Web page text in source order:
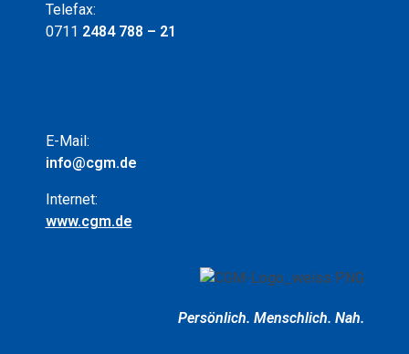
Telefax:
0711 2484 788 – 21
E-Mail:
info@cgm.de
Internet:
www.cgm.de
Persönlich. Menschlich. Nah.